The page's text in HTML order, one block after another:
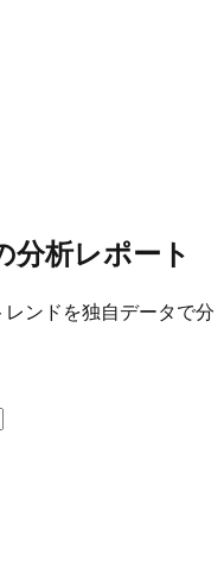
分析レポート
ンドを独自データで分